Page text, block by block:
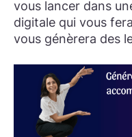
vous lancer dans
digitale qui vous
vous génèrera des